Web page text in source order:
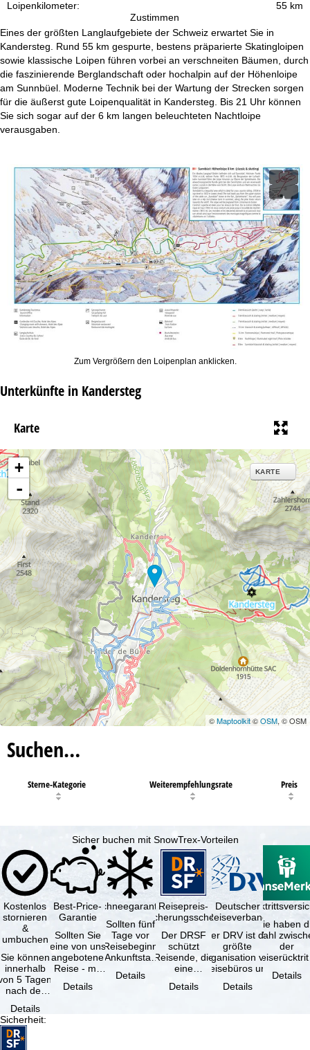
Zustimmen
t
e
i
55 km
Loipenkilometer:
Eines der größten Langlaufgebiete der Schweiz erwartet Sie in
Kandersteg. Rund 55 km gespurte, bestens präparierte Skatingloipen
sowie klassische Loipen führen vorbei an verschneiten Bäumen, durch
die faszinierende Berglandschaft oder hochalpin auf der Höhenloipe
am Sunnbüel. Moderne Technik bei der Wartung der Strecken sorgen
für die äußerst gute Loipenqualität in Kandersteg. Bis 21 Uhr können
Sie sich sogar auf der 6 km langen beleuchteten Nachtloipe
verausgaben.
Zum Vergrößern den Loipenplan anklicken.
Unterkünfte in Kandersteg
Karte
+
-
KARTE
©Maptoolkit©OSM, © OSM
Suchen…
Sterne-Kategorie Weiterempfehlungsrate Preis
Sicher buchen mit SnowTrex-Vorteilen
Kostenlos
stornieren
&
umbuchen
Sie können
innerhalb
5 Tagen
nach der
kostenfrei
…
Details
Best-Price-
Garantie
Sollten Sie
eine von uns
angebotene
Reise - mit
Leistung und
Details
Schneegarantie
Sollten fünf
Tage vor
Reisebeginn
(Ankunftstag)
Schneemangel
Details
Reisepreis-
Sicherungsschein
Der DRSF
schützt
Reisende, die
eine
oder
Details
Deutscher
Reiseverband
Der DRV ist die
größte
Organisation von
Reisebüros und
Reiseveranstaltern
in …
Details
Sie haben
Wahl
der
(inklusive
Details
Sicherheit: